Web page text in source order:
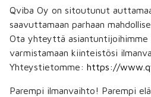
Qviba Oy on sitoutunut
saavuttamaan parhaan
Ota yhteyttä asiantuntijoihimme
varmistamaan kiinteistösi
Yhteystietomme: https://
Parempi ilmanvaihto! Parempi